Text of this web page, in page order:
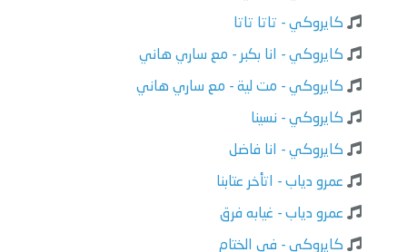
كايروكي - تاتا تاتا
كايروكي - انا بكبر - مع ساري هاني
كايروكي - مت لية - مع ساري هاني
كايروكي - نسينا
كايروكي - انا فاضل
عمرو دياب - اتأخر عتابنا
عمرو دياب - غيابه فرق
كايروكي - في الختام